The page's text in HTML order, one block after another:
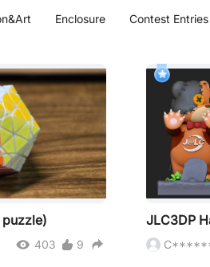
Enclosure Contest Entries
puzzle)
403 9